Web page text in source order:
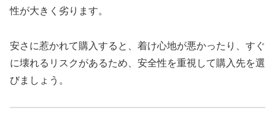
性が大きく劣ります。
安さに惹かれて購入すると、着け心地が悪かったり、すぐ
に壊れるリスクがあるため、安全性を重視して購入先を選
びましょう。